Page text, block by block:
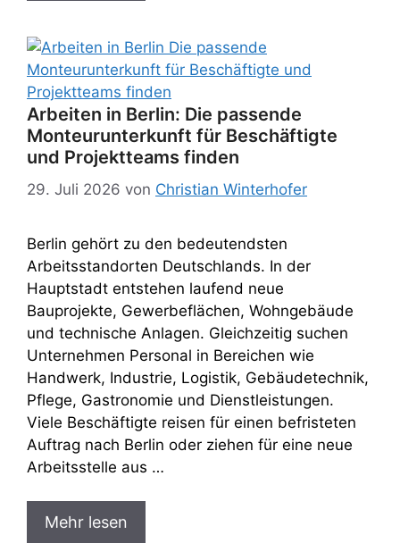
Arbeiten in Berlin: Die passende
Monteurunterkunft für Beschäftigte
und Projektteams finden
29. Juli 2026 von Christian Winterhofer
Berlin gehört zu den bedeutendsten
Arbeitsstandorten Deutschlands. In der
Hauptstadt entstehen laufend neue
Bauprojekte, Gewerbeflächen, Wohngebäude
und technische Anlagen. Gleichzeitig suchen
Unternehmen Personal in Bereichen wie
Handwerk, Industrie, Logistik, Gebäudetechnik,
Pflege, Gastronomie und Dienstleistungen.
Viele Beschäftigte reisen für einen befristeten
Auftrag nach Berlin oder ziehen für eine neue
Arbeitsstelle aus …
Mehr lesen